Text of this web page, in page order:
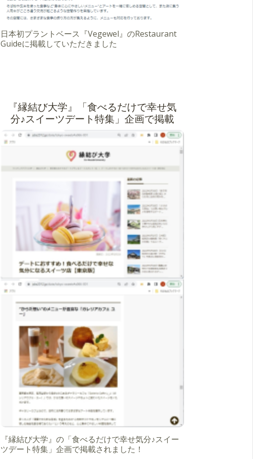
日本初プラントベース『Vegewel』のRestaurant
Guideに掲載していただきました
『縁結び大学』「食べるだけで幸せ気
分♪スイーツデート特集」企画で掲載
『縁結び大学』の「食べるだけで幸せ気分♪スイー
ツデート特集」企画で掲載されました！